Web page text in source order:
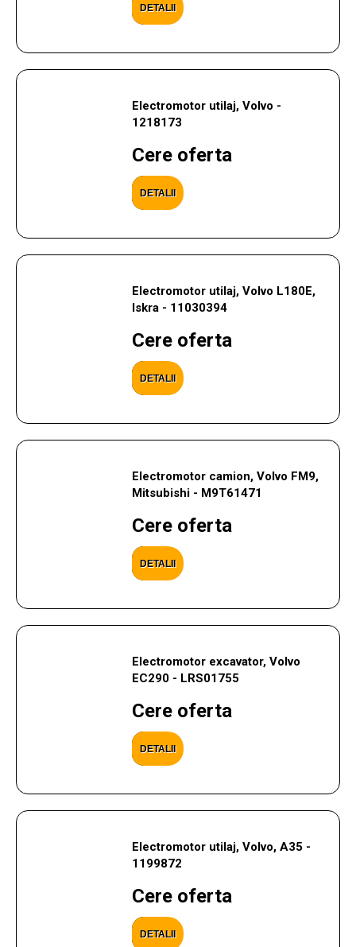
DETALII
Electromotor utilaj, Volvo -
1218173
Cere oferta
DETALII
Electromotor utilaj, Volvo L180E,
Iskra - 11030394
Cere oferta
DETALII
Electromotor camion, Volvo FM9,
Mitsubishi - M9T61471
Cere oferta
DETALII
Electromotor excavator, Volvo
EC290 - LRS01755
Cere oferta
DETALII
Electromotor utilaj, Volvo, A35 -
1199872
Cere oferta
DETALII